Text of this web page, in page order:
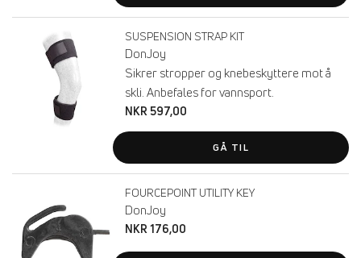
SUSPENSION STRAP KIT
DonJoy
Sikrer stropper og knebeskyttere mot å
skli. Anbefales for vannsport.
NKR 597,00
GÅ TIL
FOURCEPOINT UTILITY KEY
DonJoy
NKR 176,00